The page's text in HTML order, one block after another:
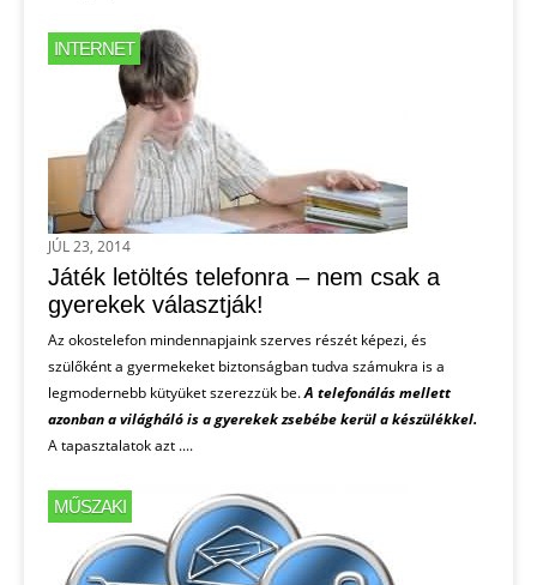
INTERNET
JÚL 23, 2014
Játék letöltés telefonra – nem csak a
gyerekek választják!
Az okostelefon mindennapjaink szerves részét képezi, és
szülőként a gyermekeket biztonságban tudva számukra is a
legmodernebb kütyüket szerezzük be.A telefonálás mellett
azonban a világháló is a gyerekek zsebébe kerül a készülékkel.
A tapasztalatok azt ....
MŰSZAKI